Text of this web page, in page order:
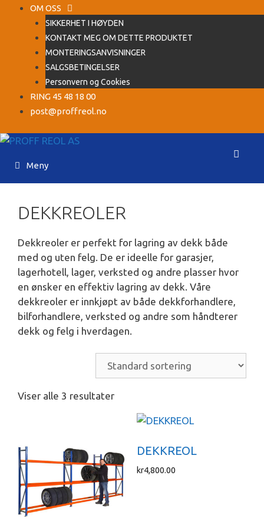
Hopp
OM OSS
SIKKERHET I HØYDEN
KONTAKT MEG OM DETTE PRODUKTET
MONTERINGSANVISNINGER
SALGSBETINGELSER
Personvern og Cookies
RING 45 48 18 00
post@proffreol.no
Meny
DEKKREOLER
Dekkreoler er perfekt for lagring av dekk både
med og uten felg. De er ideelle for garasjer,
lagerhotell, lager, verksted og andre plasser hvor
en ønsker en effektiv lagring av dekk. Våre
dekkreoler er innkjøpt av både dekkforhandlere,
bilforhandlere, verksted og andre som håndterer
dekk og felg i hverdagen.
Viser alle 3 resultater
DEKKREOL
kr4,800.00